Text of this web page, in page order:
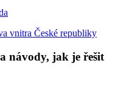
vnitra České republiky
návody, jak je řešit